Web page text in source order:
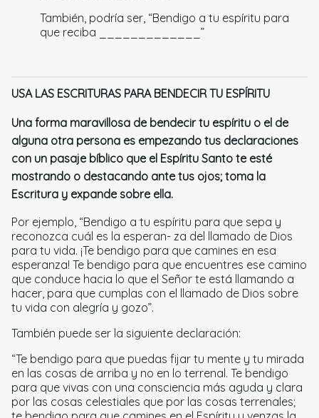
También, podría ser, “Bendigo a tu espíritu para
que reciba _____________”
USA LAS ESCRITURAS PARA BENDECIR TU ESPÍRITU
Una forma maravillosa de bendecir tu espíritu o el de
alguna otra persona es empezando tus declaraciones
con un pasaje bíblico que el Espíritu Santo te esté
mostrando o destacando ante tus ojos; toma la
Escritura y expande sobre ella.
Por ejemplo, “Bendigo a tu espíritu para que sepa y
reconozca cuál es la esperan- za del llamado de Dios
para tu vida. ¡Te bendigo para que camines en esa
esperanza! Te bendigo para que encuentres ese camino
que conduce hacia lo que el Señor te está llamando a
hacer, para que cumplas con el llamado de Dios sobre
tu vida con alegría y gozo”.
También puede ser la siguiente declaración:
“Te bendigo para que puedas fijar tu mente y tu mirada
en las cosas de arriba y no en lo terrenal. Te bendigo
para que vivas con una consciencia más aguda y clara
por las cosas celestiales que por las cosas terrenales;